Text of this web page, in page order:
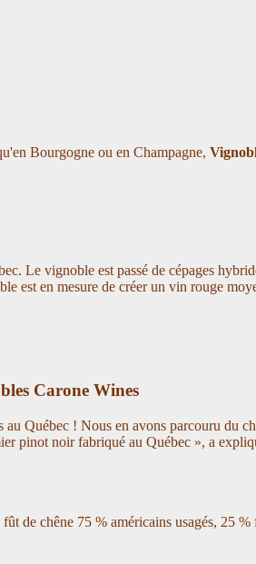
Bourgogne ou en Champagne,
Le vignoble est passé de cépages
est en mesure de créer un vin rouge
Carone Wines
Québec ! Nous en avons parcouru du
pinot noir fabriqué au Québec », a
de chêne 75 % américains usagés, 25 %